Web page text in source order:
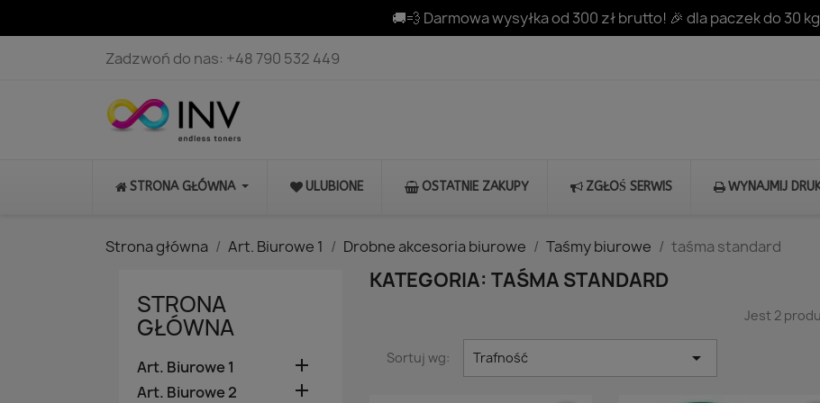
🚚💨 Darmowa wysyłka od 300 zł brutto! 🎉 dla paczek do 30 kg
Zadzwoń do nas: +48 790 532 449
STRONA GŁÓWNA ULUBIONE OSTATNIE ZAKUPY ZGŁOŚ SERWIS WYNAJMIJ
Strona główna Art. Biurowe 1 Drobne akcesoria biurowe Taśmy biurowe taśma standard
STRONA
GŁÓWNA
Art. Biurowe 1 
Art. Biurowe 2 
KATEGORIA: TAŚMA STANDARD
Jest 2
Sortuj wg: Trafność 